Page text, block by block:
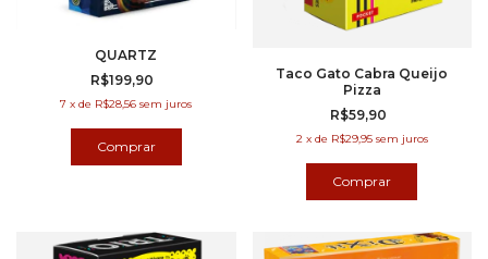
QUARTZ
R$199,90
7 xde R$28,56 sem juros
Taco Gato Cabra Queijo
Pizza
R$59,90
2 x de R$29,95 sem juros